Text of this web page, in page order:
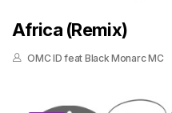
Africa (Remix)
OMC ID feat Black Monarc MC